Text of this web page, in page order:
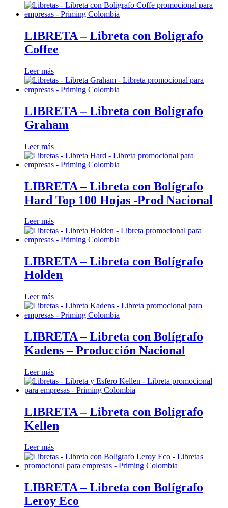
LIBRETA – Libreta con Bolígrafo
Coffee
Leer más
LIBRETA – Libreta con Bolígrafo
Graham
Leer más
LIBRETA – Libreta con Bolígrafo
Hard Top 100 Hojas -Prod Nacional
Leer más
LIBRETA – Libreta con Bolígrafo
Holden
Leer más
LIBRETA – Libreta con Bolígrafo
Kadens – Producción Nacional
Leer más
LIBRETA – Libreta con Bolígrafo
Kellen
Leer más
LIBRETA – Libreta con Bolígrafo
Leroy Eco